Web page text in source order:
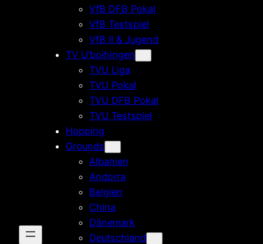
VfB DFB Pokal
VfB Testspiel
VfB II & Jugend
TV U’boihingen
TVU Liga
TVU Pokal
TVU DFB Pokal
TVU Testspiel
Hopping
Grounds
Albanien
Andorra
Belgien
China
Dänemark
Deutschland